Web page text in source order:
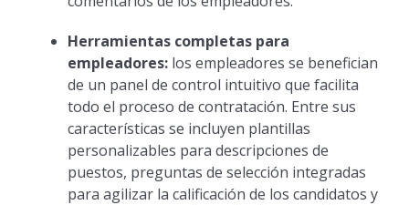
Herramientas completas para
empleadores:los empleadores se benefician
de un panel de control intuitivo que facilita
todo el proceso de contratación. Entre sus
características se incluyen plantillas
personalizables para descripciones de
puestos, preguntas de selección integradas
para agilizar la calificación de los candidatos y